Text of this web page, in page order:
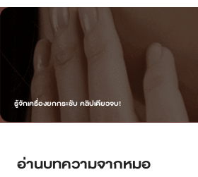
รู้จักเครื่องยกกระชับ คลิปเดียวจบ!
อ่านบทความจากหมอ